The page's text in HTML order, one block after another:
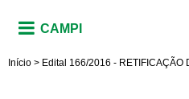
CAMPI
Início > Edital 166/2016 - RETIFICAÇÃO